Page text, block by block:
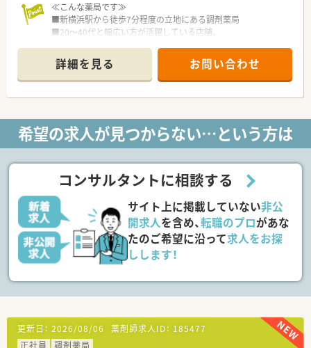
した研修制度あり
■入社後は店舗着任前に薬局を模した調剤研修センターで調剤
手技、機器操作等、一連の薬局業務を実戦形式で習得
■患者様の居宅を再現した在宅研修センターで実際の患者様宅
訪問業務を模擬体験
≪こんな薬局です≫
■新横浜駅から徒歩7分程度の立地にある調剤薬局
■20～40代と幅広い方が活躍している店舗。
【外来】
横浜労災病院からの処方箋がメイン。1日40～50枚の処方箋を
受けています。
長期処方の対応や抗がん剤の取扱いもあり経験が積めます。
主に個人在宅を受けています。自宅で残薬確認・服薬指導をし、
その後報告書の作成業務があります。
自宅には車で向かうため運転業務が発生します。
■神奈川県中心に広域で約50店舗展開する調剤薬局です。
■在宅は業界でも先駆者的立場にあり、特化型の店舗も8件あり
ます。本門診療に同行もしており、多職種連携を学べます。
無菌調剤室（クリーンベンチ）を持つ薬局は4店舗あり、在宅スキ
ルを満遍なく身に着けられる環境です。
■最先端ITの積極導入や事務業務のセンター化によって、業務効
率化にも注力しており、薬剤師の専門性のある業務に集中できま
■教育・研修制度も魅力です。在宅・外来の臨床現場で活躍する
エキスパートや、薬局運営・マネジメントを行う薬局長を目指
その他にも、学術部・教育研修部・人事部といった本部の一員とし
て活躍される方も多く、希望を聞いて1年目から薬局業務をしな
がら本社部門の部署に在籍している方もいます。
詳細を見る お問い合わせ
希望の求人が見つからない…という方は
コンサルタントに相談する
サイト上に掲載していない非公
開求人を含め、転職のプロがあな
たのご希望に沿って求人をお探
しします！
更新日： 2026/08/06 薬剤師求人ID： 185477
正社員
調剤薬局